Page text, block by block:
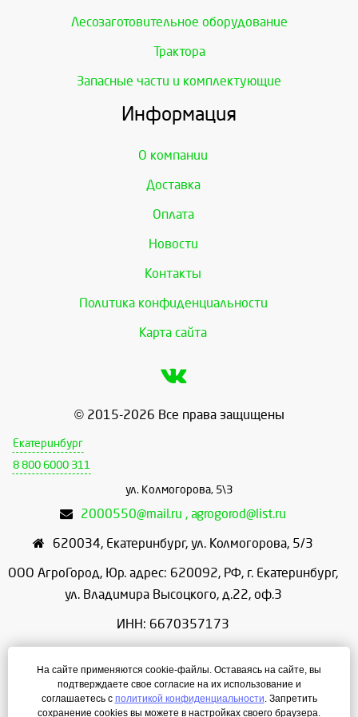
Лесозаготовительное оборудование
Трактора
Запасные части и комплектующие
Информация
О компании
Доставка
Оплата
Новости
Контакты
Политика конфиденциальности
Карта сайта
© 2015-2026 Все права защищены
Екатеринбург
8 800 6000 311
ул. Колмогорова, 5\3
2000550@mail.ru , agrogorod@list.ru
620034, Екатеринбург, ул. Колмогорова, 5/3
ООО АгроГород, Юр. адрес: 620092, РФ, г. Екатеринбург,
ул. Владимира Высоцкого, д.22, оф.3
ИНН: 6670357173
ОГРН: 1156658086166
Режим работы: с 9:00 до 18:00
На сайте применяются cookie-файлы. Оставаясь на сайте, вы
подтверждаете свое согласие на их использование и
соглашаетесь с политикой конфиденциальности. Запретить
сохранение cookies вы можете в настройках своего браузера.